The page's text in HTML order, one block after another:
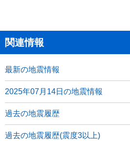
関連情報
最新の地震情報
2025年07月14日の地震情報
過去の地震履歴
過去の地震履歴(震度3以上)